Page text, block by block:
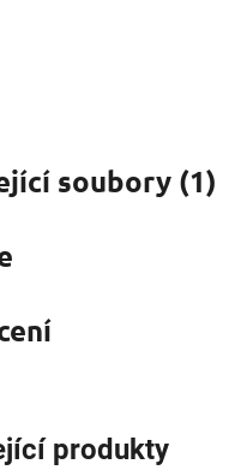
soubory (1)
produkty